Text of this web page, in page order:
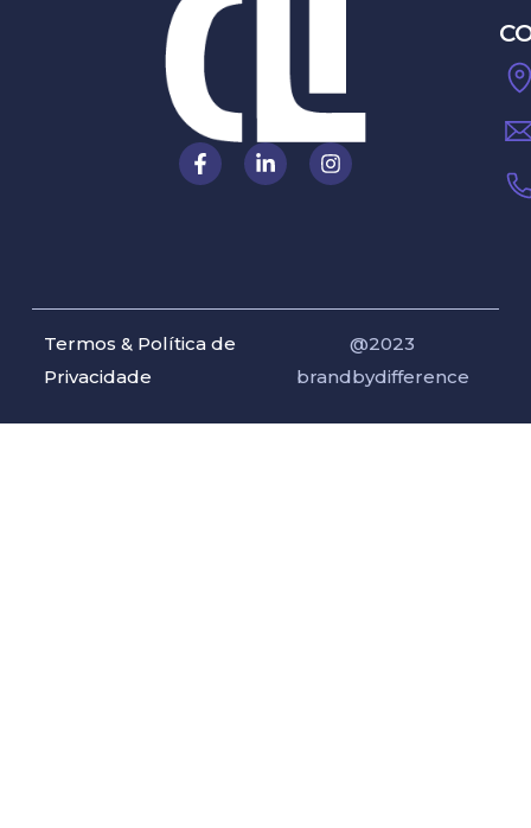
Termos & Política de
Privacidade
@2023
brandbydifference